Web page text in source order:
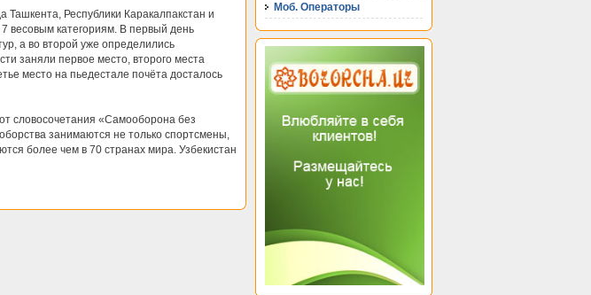
Ташкента, Республики Каракалпакстан и
весовым категориям. В первый день
а во второй уже определились
заняли первое место, второго места
место на пьедестале почёта досталось
словосочетания «Самооборона без
занимаются не только спортсмены,
более чем в 70 странах мира. Узбекистан
Моб. Операторы